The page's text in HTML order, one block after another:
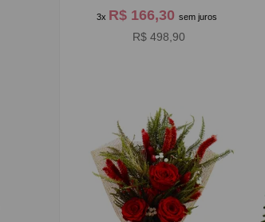
3x R$ 166,30sem juros
R$ 498,90